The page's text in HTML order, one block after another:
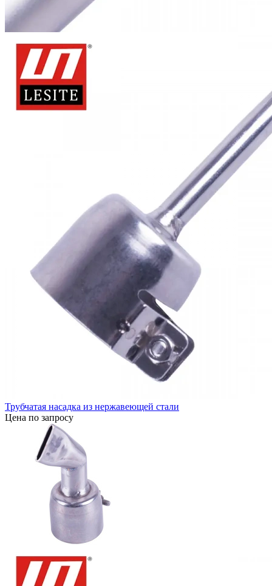
Трубчатая насадка из нержавеющей стали
Цена по запросу